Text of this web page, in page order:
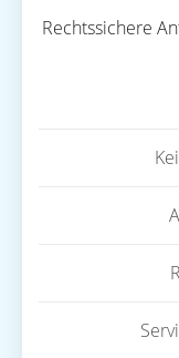
Rechtssichere